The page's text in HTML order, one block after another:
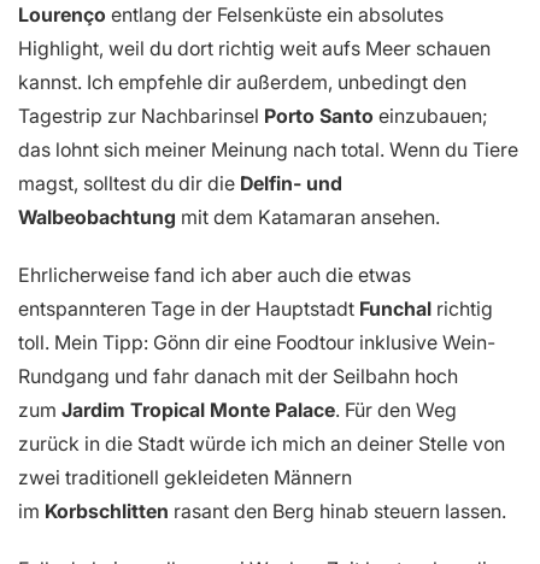
Lourenço entlang der Felsenküste ein absolutes
Highlight, weil du dort richtig weit aufs Meer schauen
kannst. Ich empfehle dir außerdem, unbedingt den
Tagestrip zur Nachbarinsel Porto Santo einzubauen;
das lohnt sich meiner Meinung nach total. Wenn du Tiere
magst, solltest du dir die Delfin- und
Walbeobachtung mit dem Katamaran ansehen.
Ehrlicherweise fand ich aber auch die etwas
entspannteren Tage in der Hauptstadt Funchal richtig
toll. Mein Tipp: Gönn dir eine Foodtour inklusive Wein-
Rundgang und fahr danach mit der Seilbahn hoch
zum Jardim Tropical Monte Palace. Für den Weg
zurück in die Stadt würde ich mich an deiner Stelle von
zwei traditionell gekleideten Männern
im Korbschlitten rasant den Berg hinab steuern lassen.